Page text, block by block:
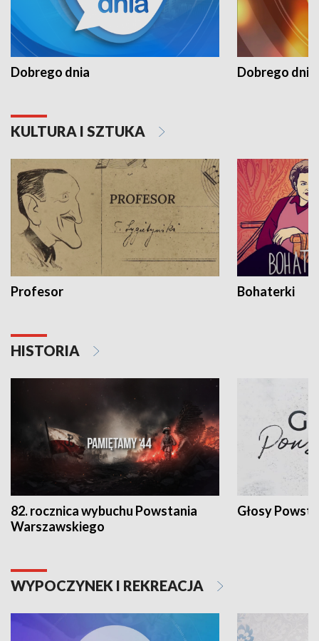
Dobrego dnia Dobrego dnia
KULTURA I SZTUKA
Profesor Bohaterki
HISTORIA
82. rocznica wybuchu Powstania
Warszawskiego
Głosy
WYPOCZYNEK I REKREACJA